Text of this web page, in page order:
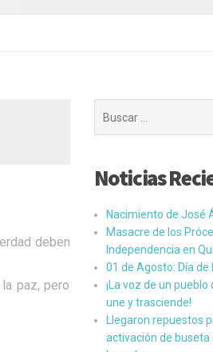
deben
paz, pero
Noticias
Nacimiento de José
Masacre de los
Independencia en
01 de Agosto: Día
¡La voz de un
une y trasciende!
Llegaron repuestos
activación de buseta